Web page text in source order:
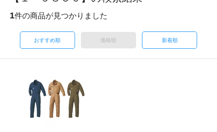
1件の商品が見つかりました
おすすめ順 価格順 新着順